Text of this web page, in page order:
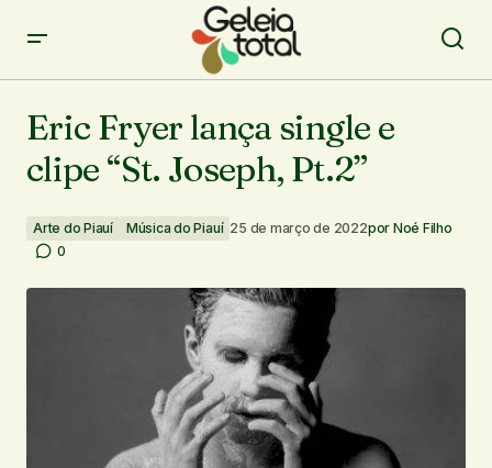
Eric Fryer lança single e
clipe “St. Joseph, Pt.2”
Arte do Piauí Música do Piauí 25 de março de 2022por Noé Filho
0